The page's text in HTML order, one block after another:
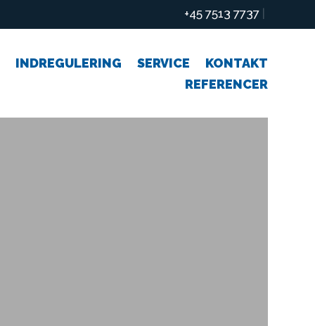
+45 7513 7737
INDREGULERING SERVICE
KONTAKT
REFERENCER